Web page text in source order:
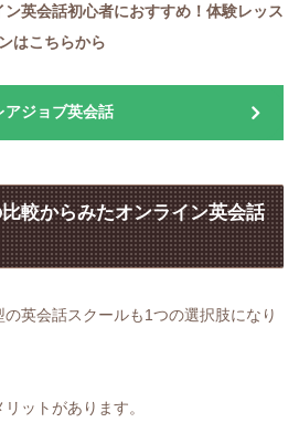
英会話初心者におすすめ！体験レッス
ンはこちらから
アジョブ英会話
較からみたオンライン英会話
英会話スクールも1つの選択肢になり
ットがあります。